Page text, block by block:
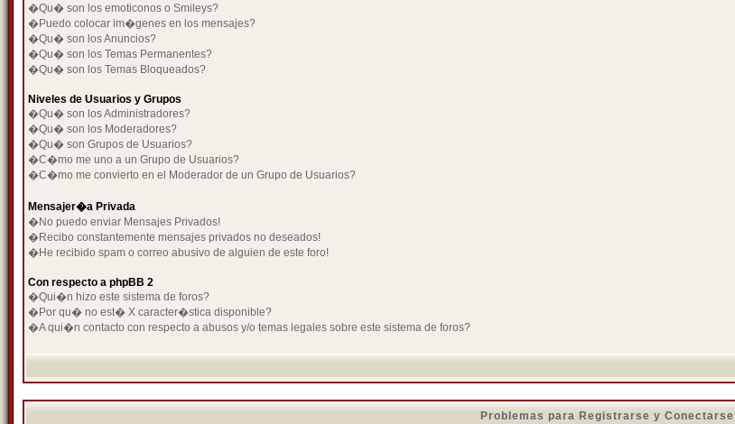
�Qu� son los emoticonos o Smileys?
�Puedo colocar im�genes en los mensajes?
�Qu� son los Anuncios?
�Qu� son los Temas Permanentes?
�Qu� son los Temas Bloqueados?
Niveles de Usuarios y Grupos
�Qu� son los Administradores?
�Qu� son los Moderadores?
�Qu� son Grupos de Usuarios?
�C�mo me uno a un Grupo de Usuarios?
�C�mo me convierto en el Moderador de un Grupo de Usuarios?
Mensajer�a Privada
�No puedo enviar Mensajes Privados!
�Recibo constantemente mensajes privados no deseados!
�He recibido spam o correo abusivo de alguien de este foro!
Con respecto a phpBB 2
�Qui�n hizo este sistema de foros?
�Por qu� no est� X caracter�stica disponible?
�A qui�n contacto con respecto a abusos y/o temas legales sobre este sistema de foros?
Problemas para Registrarse y Conectarse